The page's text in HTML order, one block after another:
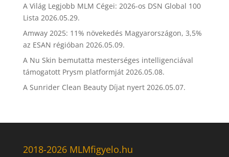
A Világ Legjobb MLM Cégei: 2026-os DSN Global 100
Lista 2026.05.29.
Amway 2025: 11% növekedés Magyarországon, 3,5%
az ESAN régióban 2026.05.09.
A Nu Skin bemutatta mesterséges intelligenciával
támogatott Prysm platformját 2026.05.08.
A Sunrider Clean Beauty Díjat nyert 2026.05.07.
2018-2026 MLMfigyelo.hu